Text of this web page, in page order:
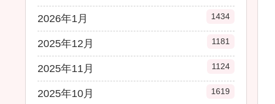
2026年1月 1434
2025年12月 1181
2025年11月 1124
2025年10月 1619